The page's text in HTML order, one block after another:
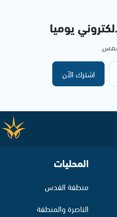
يوميا
اشترك الآن
المحليات
منطقة القدس
الناصرة والمنطقة